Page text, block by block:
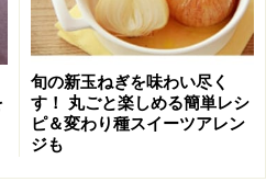
大さじ3.5
大さじ5
旬の新玉ねぎを味わい尽く
す！ 丸ごと楽しめる簡単レシ
ピ＆変わり種スイーツアレン
ジも